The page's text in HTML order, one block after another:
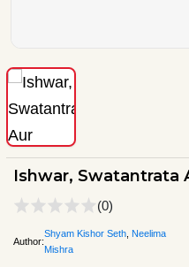
Ishwar, Swatantrata
(0)
Author:
Shyam Kishor Seth Neelima
Mishra